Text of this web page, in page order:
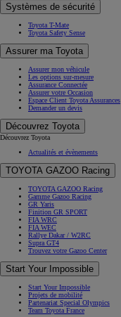
Systèmes de sécurité
Toyota T-Mate
Toyota Safety Sense
Assurer ma Toyota
Assurer mon véhicule
Les options sur-mesure
Assurance Connectée
Assurer votre Occasion
Espace Client Toyota Assurances
Demander un devis
Découvrez Toyota
Découvrez Toyota
Actualités et évènements
TOYOTA GAZOO Racing
TOYOTA GAZOO Racing
Gamme Gazoo Racing
GR Yaris
Finition GR SPORT
FIA WRC
FIA WEC
Rallye Dakar / W2RC
Supra GT4
Trouvez votre Gazoo Center
Start Your Impossible
Start Your Impossible
Projets de mobilité
Partenariat Special Olympics
Team Toyota France